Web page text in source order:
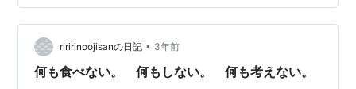
製品で代用して楽に効率を上げ、得したつもりになって
るが実際には、かえって効率を下げ、思考の質も著しく
落してる。しかし、いよいよ死ぬというその瞬間まで、
その不誠実が常に自分を傷つけてることに気づかない。
riririnoojisanの日記 • 3年前
何も食べない。 何もしない。 何も考えない。